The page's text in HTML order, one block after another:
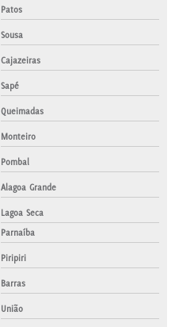
Patos
Sousa
Cajazeiras
Sapé
Queimadas
Monteiro
Pombal
Alagoa Grande
Lagoa Seca
Parnaíba
Piripiri
Barras
União